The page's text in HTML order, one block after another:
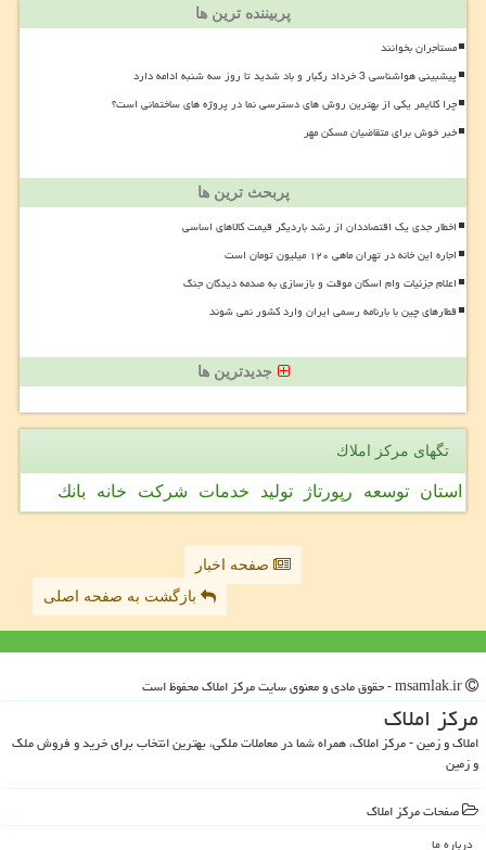
پربیننده ترین ها
مستأجران بخوانند
پیشبینی هواشناسی 3 خرداد رگبار و باد شدید تا روز سه شنبه ادامه دارد
چرا کلایمر یکی از بهترین روش های دسترسی نما در پروژه های ساختمانی است؟
خبر خوش برای متقاضیان مسکن مهر
پربحث ترین ها
اخطار جدی یک اقتصاددان از رشد باردیگر قیمت کالاهای اساسی
اجاره این خانه در تهران ماهی ۱۲۰ میلیون تومان است
اعلام جزئیات وام اسکان موقت و بازسازی به صدمه دیدگان جنگ
قطارهای چین با بارنامه رسمی ایران وارد کشور نمی شوند
جدیدترین ها
تگهای مركز املاك
استان توسعه رپورتاژ تولید خدمات شركت خانه بانك
صفحه اخبار
بازگشت به صفحه اصلی
مركز املاك
املاک و زمین - مرکز املاک، همراه شما در معاملات ملکی، بهترین انتخاب برای خرید و فروش ملک
و زمین
صفحات مركز املاك
درباره ما